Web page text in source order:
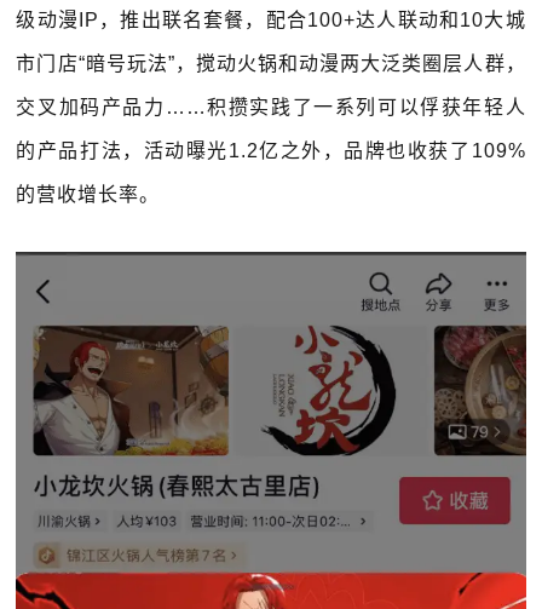
级动漫IP，推出联名套餐，配合100+达人联动和10大城
市门店“暗号玩法”，搅动火锅和动漫两大泛类圈层人群，
交叉加码产品力……积攒实践了一系列可以俘获年轻人
的产品打法，活动曝光1.2亿之外，品牌也收获了109%
的营收增长率。